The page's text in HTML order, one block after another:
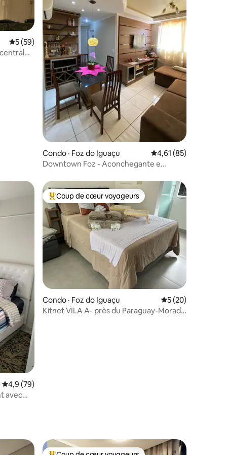
Note moyenne de 5 sur 5, 59 commentaires
5 (59)
Condo · Foz do Iguaçu Note moyenne de
4,61 (85)
Downtown Foz - Aconchegante e
Note moyenne de 4,9 sur 5, 79 commentaires
4,9 (79)
avec
Coup de cœur voyageurs parmi les plus aimés
Coup de cœur voyageurs
Condo · Foz do Iguaçu Note moyenne de
5 (20)
Kitnet VILA A- près du Paraguay-Morada